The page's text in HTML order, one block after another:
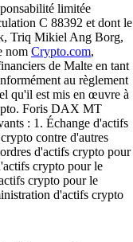
limitée
C 88392 et dont le
Triq Mikiel Ang Borg,
nom Crypto.com,
de Malte en tant
au règlement
qu'il est mis en œuvre à
Foris DAX MT
: 1. Échange d'actifs
contre d'autres
d'actifs crypto pour
crypto pour le
crypto pour le
d'actifs crypto